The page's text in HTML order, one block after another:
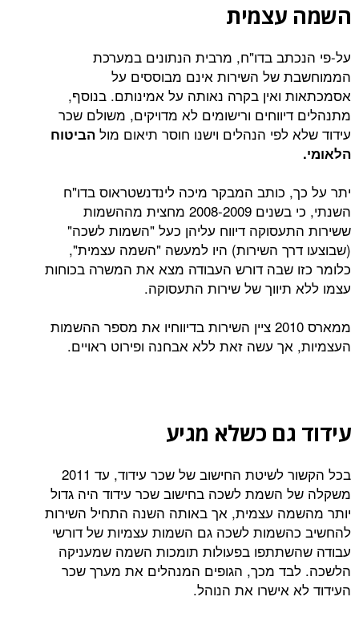
בדו"ח, מרבית הנתונים במערכת
של השירות אינם מבוססים על
ואין בקרה נאותה על אמינותם. בנוסף,
ורישומים לא מדויקים, משולם שכר
הנהלים וישנו חוסר תיאום מול הביטוח
כותב המבקר מיכה לינדנשטראוס בדו"ח
השנתי, כי בשנים 2008-2009 מחצית מההשמות
דיווח עליהן כעל "השמות לשכה"
השירות) היו למעשה "השמה עצמית",
שבה דורש העבודה מצא את המשרה בכוחות
של שירות התעסוקה.
ממארס 2010 ציין השירות בדיווחיו את מספר ההשמות
עשה זאת ללא אבחנה ופירוט ראויים.
כשלא מגיע
בכל הקשור לשיטת החישוב של שכר עידוד, עד 2011
לשכה בחישוב שכר עידוד היה גדול
עצמית, אך באותה השנה התחיל השירות
לשכה גם השמות עצמיות של דורשי
בפעולות תומכות השמה שמעניקה
מכך, הגופים המנהלים את מערך שכר
אישרו את הנוהל.